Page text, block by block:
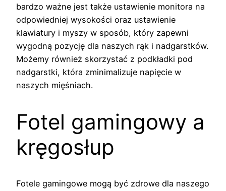
bardzo ważne jest także ustawienie monitora na
odpowiedniej wysokości oraz ustawienie
klawiatury i myszy w sposób, który zapewni
wygodną pozycję dla naszych rąk i nadgarstków.
Możemy również skorzystać z podkładki pod
nadgarstki, która zminimalizuje napięcie w
naszych mięśniach.
Fotel gamingowy a
kręgosłup
Fotele gamingowe mogą być zdrowe dla naszego